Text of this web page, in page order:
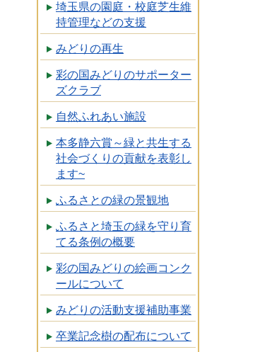
埼玉県の園庭・校庭芝生維
持管理などの支援
みどりの再生
彩の国みどりのサポーター
ズクラブ
自然ふれあい施設
本多静六賞～緑と共生する
社会づくりの貢献を表彰し
ます~
ふるさとの緑の景観地
ふるさと埼玉の緑を守り育
てる条例の概要
彩の国みどりの絵画コンク
ールについて
みどりの活動支援補助事業
卒業記念樹の配布について